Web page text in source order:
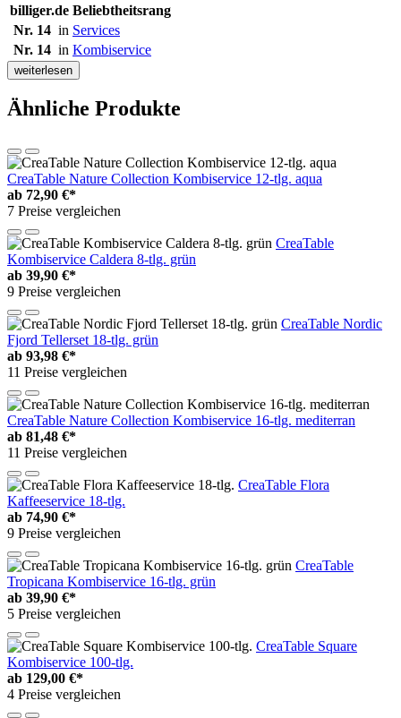
billiger.de Beliebtheitsrang
Nr. 14 in Services
Nr. 14 in Kombiservice
weiterlesen
Ähnliche Produkte
CreaTable Nature Collection Kombiservice 12-tlg. aqua
ab 72,90 €*
7 Preise vergleichen
CreaTable
Kombiservice Caldera 8-tlg. grün
ab 39,90 €*
9 Preise vergleichen
CreaTable Nordic
Fjord Tellerset 18-tlg. grün
ab 93,98 €*
11 Preise vergleichen
CreaTable Nature Collection Kombiservice 16-tlg. mediterran
ab 81,48 €*
11 Preise vergleichen
CreaTable Flora
Kaffeeservice 18-tlg.
ab 74,90 €*
9 Preise vergleichen
CreaTable
Tropicana Kombiservice 16-tlg. grün
ab 39,90 €*
5 Preise vergleichen
CreaTable Square
Kombiservice 100-tlg.
ab 129,00 €*
4 Preise vergleichen